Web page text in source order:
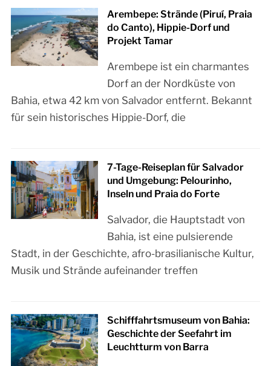
Arembepe: Strände (Piruí, Praia
do Canto), Hippie-Dorf und
Projekt Tamar
Arembepe ist ein charmantes
Dorf an der Nordküste von
Bahia, etwa 42 km von Salvador entfernt. Bekannt
für sein historisches Hippie-Dorf, die
7-Tage-Reiseplan für Salvador
und Umgebung: Pelourinho,
Inseln und Praia do Forte
Salvador, die Hauptstadt von
Bahia, ist eine pulsierende
Stadt, in der Geschichte, afro-brasilianische Kultur,
Musik und Strände aufeinander treffen
Schifffahrtsmuseum von Bahia:
Geschichte der Seefahrt im
Leuchtturm von Barra